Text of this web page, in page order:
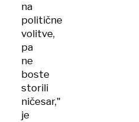
na
politične
volitve,
pa
ne
boste
storili
ničesar,"
je